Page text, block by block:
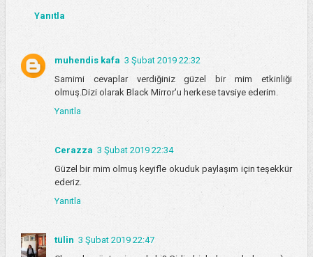
Yanıtla
muhendis kafa 3 Şubat 2019 22:32
Samimi cevaplar verdiğiniz güzel bir mim etkinliği
olmuş.Dizi olarak Black Mirror'u herkese tavsiye ederim.
Yanıtla
Cerazza 3 Şubat 2019 22:34
Güzel bir mim olmuş keyifle okuduk paylaşım için teşekkür
ederiz.
Yanıtla
tülin 3 Şubat 2019 22:47